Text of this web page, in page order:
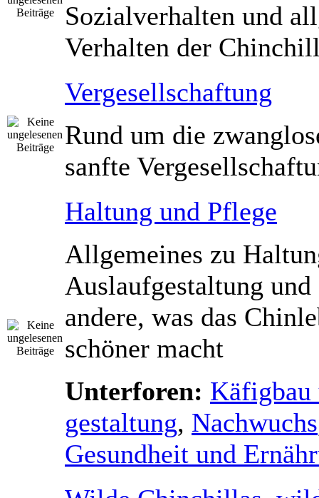
Sozialverhalten und
Verhalten der
Vergesellschaftung
Rund um die
sanfte
Haltung und Pflege
Allgemeines zu
Auslaufgestaltung und
andere, was das
schöner macht
Unterforen: Käfigbau
gestaltung, Nachwuchs
Gesundheit und